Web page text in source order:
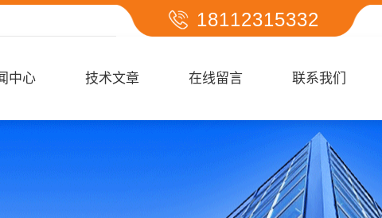
18112315332
中心 技术文章 在线留言 联系我们